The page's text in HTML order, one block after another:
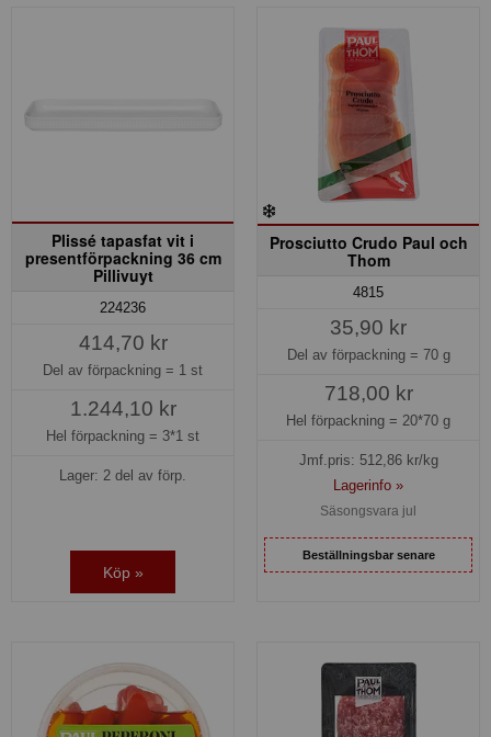
Plissé tapasfat vit i
presentförpackning 36 cm
Pillivuyt
224236
414,70 kr
Del av förpackning = 1 st
1.244,10 kr
Hel förpackning = 3*1 st
Lager: 2 del av förp.
Köp »
Prosciutto Crudo Paul och
Thom
4815
35,90 kr
Del av förpackning = 70 g
718,00 kr
Hel förpackning = 20*70 g
Jmf.pris: 512,86kr/kg
Lagerinfo »
Säsongsvara jul
Beställningsbar senare